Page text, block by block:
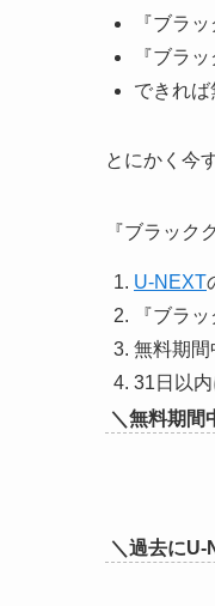
『ブラ
『ブラ
できれば
とにかく今
『ブラック
U-NEXT
『ブラ
無料期間
31日以内
＼無料期間
＼過去にU-